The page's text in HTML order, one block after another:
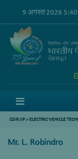
9 अगस्त 2026 5:40
CSIR IIP> ELECTRIC VEHICLE
Mr. L. Robindro